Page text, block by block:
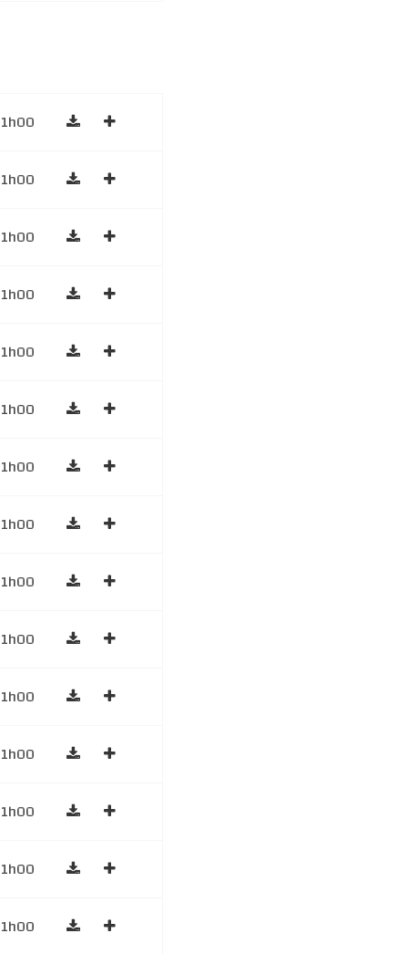
1h00
1h00
1h00
1h00
1h00
1h00
1h00
1h00
1h00
1h00
1h00
1h00
1h00
1h00
1h00